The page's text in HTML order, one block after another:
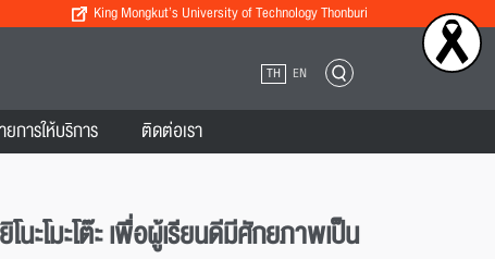
King Mongkut’s University of Technology Thonburi
TH EN
ยการให้บริการ ติดต่อเรา
ะโมะโต๊ะ เพื่อผู้เรียนดีมีศักยภาพเป็น